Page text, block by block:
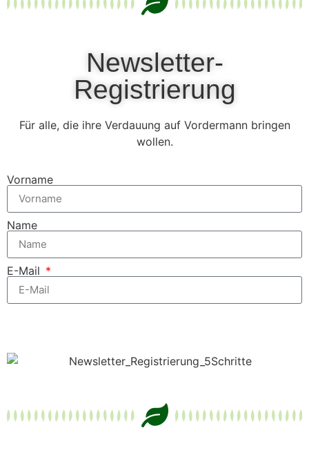
Newsletter-
Registrierung
Für alle, die ihre Verdauung auf Vordermann bringen
wollen.
Vorname
Name
E-Mail